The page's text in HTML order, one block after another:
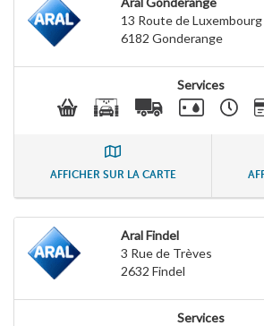
13 Route de Luxembourg
6182 Gonderange
Services
AFFICHER SUR LA CARTE
Aral Findel
3 Rue de Trèves
2632 Findel
Services